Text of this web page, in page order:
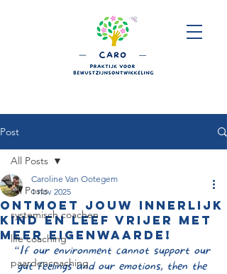
Post
All Posts
systemisch coachen
life coaching
paardencoaching
All Posts
Ontmoet jouw innerlijk
kind en leef vrijer met
meer eigenwaarde!
Caroline Van Ootegem
1 nov 2025
“If our environment cannot support our
gut feelings and our emotions, then the